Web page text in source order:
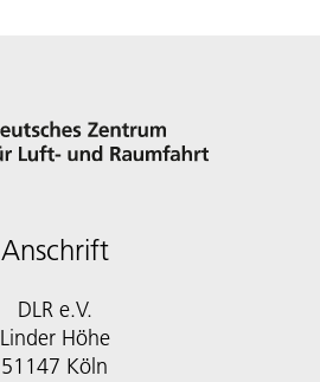
Anschrift
DLR e.V.
Linder Höhe
51147 Köln